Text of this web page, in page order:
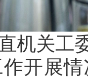
机关工
开展